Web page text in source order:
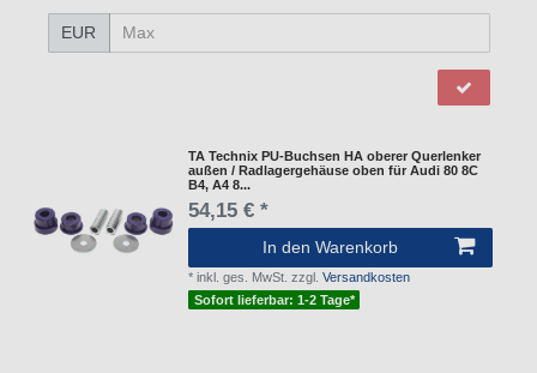
EUR
TA Technix PU-Buchsen HA oberer Querlenker
außen / Radlagergehäuse oben für Audi 80 8C
B4, A4 8...
54,15 € *
In den Warenkorb
*inkl. ges. MwSt. zzgl.Versandkosten
Sofort lieferbar: 1-2 Tage*